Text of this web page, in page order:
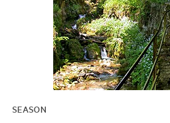
SEASON